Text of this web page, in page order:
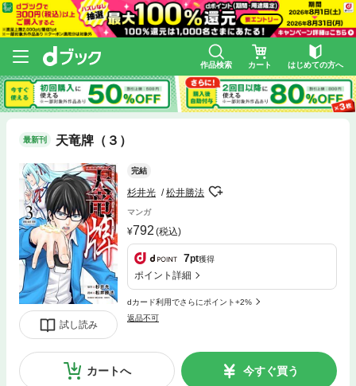
作品検索 カート はじめての方へ
最新刊 天竜牌（３）
試し読み
完結
杉井光 松井勝法
マンガ
792 (税込)
7pt獲得
ポイント詳細
dカード利用でさらにポイント+2%
返品不可
カートへ 今すぐ買う